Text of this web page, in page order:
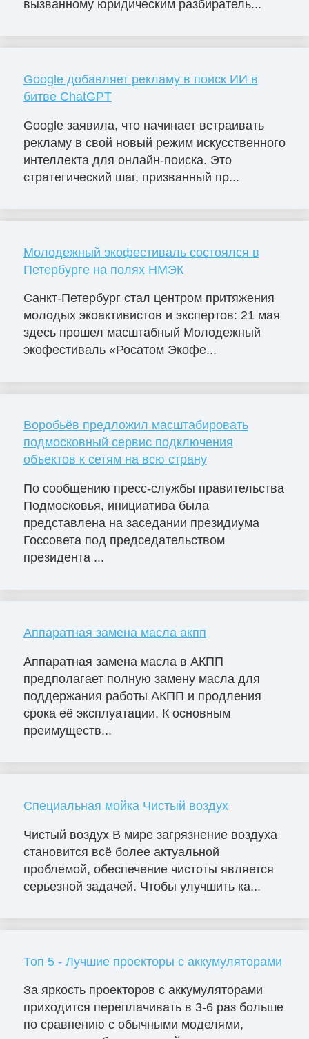
вызванному юридическим разбиратель...
Google добавляет рекламу в поиск ИИ в
битве ChatGPT
Google заявила, что начинает встраивать
рекламу в свой новый режим искусственного
интеллекта для онлайн-поиска. Это
стратегический шаг, призванный пр...
Молодежный экофестиваль состоялся в
Петербурге на полях НМЭК
Санкт-Петербург стал центром притяжения
молодых экоактивистов и экспертов: 21 мая
здесь прошел масштабный Молодежный
экофестиваль «Росатом Экофе...
Воробьёв предложил масштабировать
подмосковный сервис подключения
объектов к сетям на всю страну
По сообщению пресс-службы правительства
Подмосковья, инициатива была
представлена на заседании президиума
Госсовета под председательством
президента ...
Аппаратная замена масла акпп
Аппаратная замена масла в АКПП
предполагает полную замену масла для
поддержания работы АКПП и продления
срока её эксплуатации. К основным
преимуществ...
Специальная мойка Чистый воздух
Чистый воздух В мире загрязнение воздуха
становится всё более актуальной
проблемой, обеспечение чистоты является
серьезной задачей. Чтобы улучшить ка...
Топ 5 - Лучшие проекторы с аккумуляторами
За яркость проекторов с аккумуляторами
приходится переплачивать в 3-6 раз больше
по сравнению с обычными моделями,